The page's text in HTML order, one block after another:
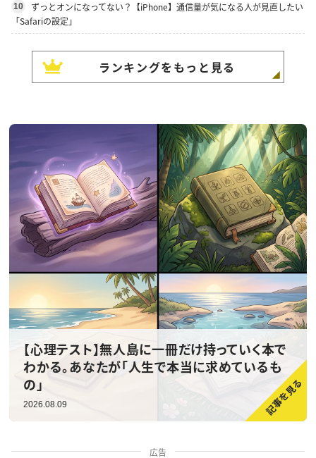
10
ずっとオンになってない？【iPhone】通信量が気になる人が見直したい
「Safariの設定」
ランキングをもっと見る
【心理テスト】無人島に一冊だけ持っていく本で
わかる。あなたが「人生で本当に求めているも
の」
2026.08.09
広告